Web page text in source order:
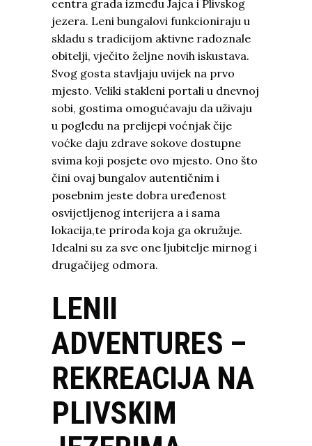
centra grada između Jajca i Plivskog
jezera. Leni bungalovi funkcioniraju u
skladu s tradicijom aktivne radoznale
obitelji, vječito željne novih iskustava.
Svog gosta stavljaju uvijek na prvo
mjesto. Veliki stakleni portali u dnevnoj
sobi, gostima omogućavaju da uživaju
u pogledu na prelijepi voćnjak čije
voćke daju zdrave sokove dostupne
svima koji posjete ovo mjesto. Ono što
čini ovaj bungalov autentičnim i
posebnim jeste dobra uređenost
osvijetljenog interijera a i sama
lokacija,te priroda koja ga okružuje.
Idealni su za sve one ljubitelje mirnog i
drugačijeg odmora.
LENII
ADVENTURES –
REKREACIJA NA
PLIVSKIM